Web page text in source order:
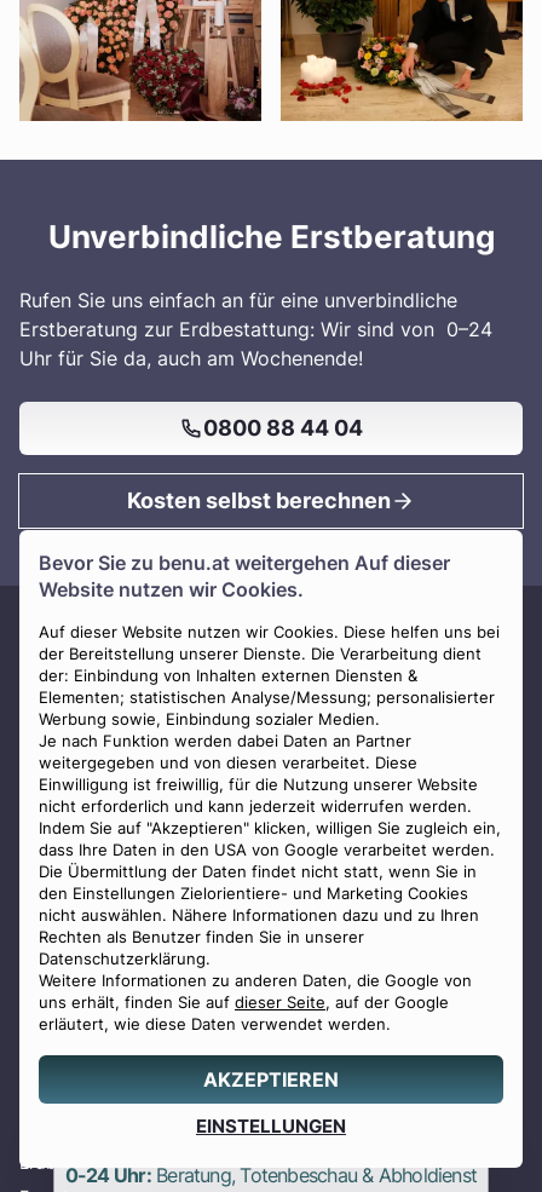
Bevor Sie zu benu.at weitergehen Auf dieser
Website nutzen wir Cookies.
Auf dieser Website nutzen wir Cookies. Diese helfen uns bei
der Bereitstellung unserer Dienste. Die Verarbeitung dient
der: Einbindung von Inhalten externen Diensten &
Elementen; statistischen Analyse/Messung; personalisierter
Werbung sowie, Einbindung sozialer Medien.
Je nach Funktion werden dabei Daten an Partner
weitergegeben und von diesen verarbeitet. Diese
Einwilligung ist freiwillig, für die Nutzung unserer Website
nicht erforderlich und kann jederzeit widerrufen werden.
Indem Sie auf "Akzeptieren" klicken, willigen Sie zugleich ein,
dass Ihre Daten in den USA von Google verarbeitet werden.
Die Übermittlung der Daten findet nicht statt, wenn Sie in
den Einstellungen Zielorientiere- und Marketing Cookies
nicht auswählen. Nähere Informationen dazu und zu Ihren
Rechten als Benutzer finden Sie in unserer
Datenschutzerklärung.
Weitere Informationen zu anderen Daten, die Google von
uns erhält, finden Sie auf dieser Seite, auf der Google
erläutert, wie diese Daten verwendet werden.
AKZEPTIEREN
EINSTELLUNGEN
0800 88 44 04
erstellen
0-24 Uhr:Beratung, Totenbeschau & Abholdienst
Unverbindliche Erstberatung
Rufen Sie uns einfach an für eine unverbindliche
Erstberatung zur Erdbestattung: Wir sind von 0–24
Uhr für Sie da, auch am Wochenende!
0800 88 44 04
Kosten selbst berechnen
FILIALEN
1050 Wien, Siebenbrunnengasse 9
1070 Wien, Burggasse 5
1110 Wien, Simmeringer Hauptstraße 97
1160 Wien, Ottakringer Straße 229
1190 Wien, Silbergasse 5
1210 Wien, Floridsdorfer Hauptstraße 28
1220 Wien, Schickgasse 32
2500 Baden, Friedhofstraße 4/1
2340 Mödling, Hauptstraße 62
4020 Linz, Magazingasse 5
8010 Graz, Neutorgasse 57
80337 München, Waltherstraße 33
80637 München, Baldurstraße 29
Erdbestattung